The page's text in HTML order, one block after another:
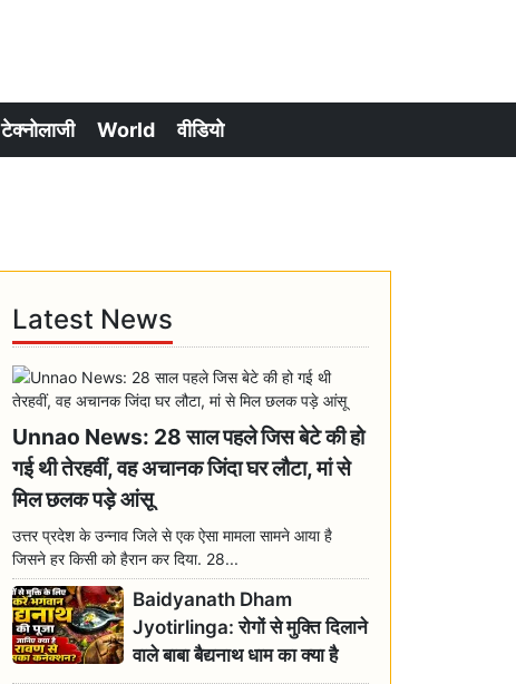
टेक्नोलाजी World वीडियो
Latest News
Unnao News: 28 साल पहले जिस बेटे की हो
गई थी तेरहवीं, वह अचानक जिंदा घर लौटा, मां से
मिल छलक पड़े आंसू
उत्तर प्रदेश के उन्नाव जिले से एक ऐसा मामला सामने आया है
जिसने हर किसी को हैरान कर दिया. 28...
Baidyanath Dham
Jyotirlinga: रोगों से मुक्ति दिलाने
वाले बाबा बैद्यनाथ धाम का क्या है